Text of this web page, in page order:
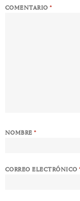
COMENTARIO*
NOMBRE*
CORREO ELECTRÓNICO